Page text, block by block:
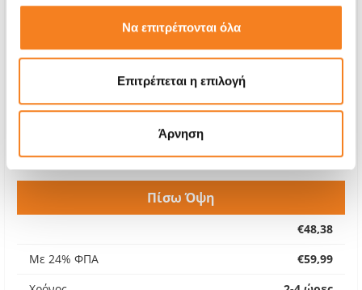
Να επιτρέπονται όλα
Επιτρέπεται η επιλογή
Άρνηση
Πίσω Όψη
€48,38
Με 24% ΦΠΑ
€59,99